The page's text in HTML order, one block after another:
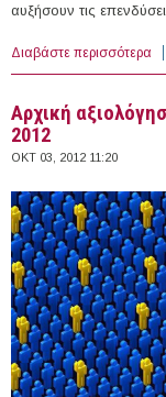
αυξήσουν τις
Διαβάστε περισσότερα
Αρχική
2012
ΟΚΤ 03, 2012 11:20